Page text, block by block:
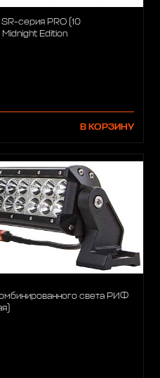
серия PRO (10
Edition
В КОРЗИНУ
света РИФ